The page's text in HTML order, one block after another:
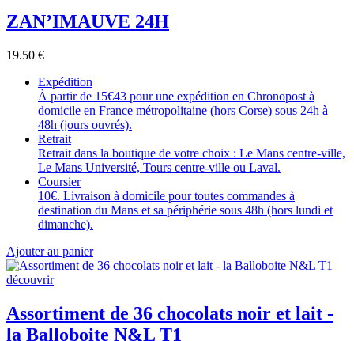
ZAN’IMAUVE 24H
19.50 €
Expédition
À partir de 15€43 pour une expédition en Chronopost à
domicile en France métropolitaine (hors Corse) sous 24h à
48h (jours ouvrés).
Retrait
Retrait dans la boutique de votre choix : Le Mans centre-ville,
Le Mans Université, Tours centre-ville ou Laval.
Coursier
10€. Livraison à domicile pour toutes commandes à
destination du Mans et sa périphérie sous 48h (hors lundi et
dimanche).
Ajouter au panier
découvrir
Assortiment de 36 chocolats noir et lait -
la Balloboite N&L T1